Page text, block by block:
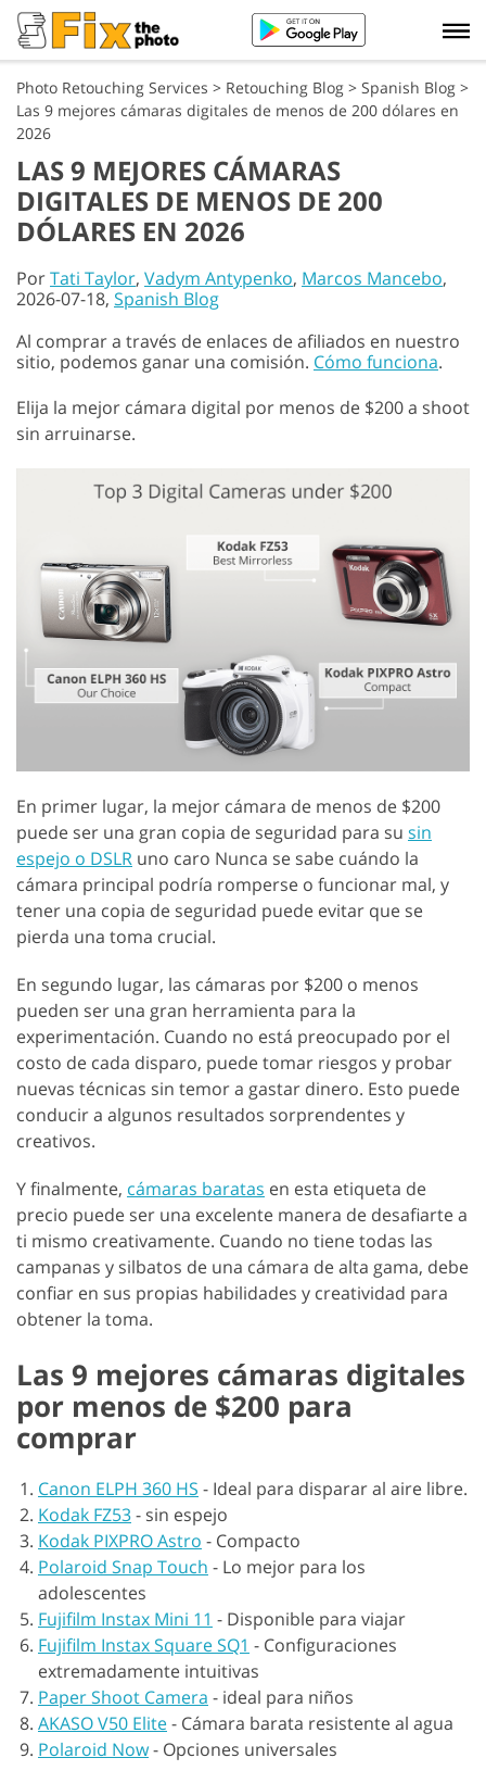
Photo Retouching Services > Retouching Blog > Spanish Blog >
Las 9 mejores cámaras digitales de menos de 200 dólares en
2026
LAS 9 MEJORES CÁMARAS
DIGITALES DE MENOS DE 200
DÓLARES EN 2026
PorTati Taylor, Vadym Antypenko, Marcos Mancebo,
2026-07-18, Spanish Blog
Al comprar a través de enlaces de afiliados en nuestro
sitio, podemos ganar una comisión. Cómo funciona.
Elija la mejor cámara digital por menos de $200 a shoot
sin arruinarse.
En primer lugar, la mejor cámara de menos de $200
puede ser una gran copia de seguridad para su sin
espejo o DSLR uno caro Nunca se sabe cuándo la
cámara principal podría romperse o funcionar mal, y
tener una copia de seguridad puede evitar que se
pierda una toma crucial.
En segundo lugar, las cámaras por $200 o menos
pueden ser una gran herramienta para la
experimentación. Cuando no está preocupado por el
costo de cada disparo, puede tomar riesgos y probar
nuevas técnicas sin temor a gastar dinero. Esto puede
conducir a algunos resultados sorprendentes y
creativos.
Y finalmente, cámaras baratas en esta etiqueta de
precio puede ser una excelente manera de desafiarte a
ti mismo creativamente. Cuando no tiene todas las
campanas y silbatos de una cámara de alta gama, debe
confiar en sus propias habilidades y creatividad para
obtener la toma.
Las 9 mejores cámaras digitales
por menos de $200 para
comprar
Canon ELPH 360 HS - Ideal para disparar al aire libre.
Kodak FZ53- sin espejo
Kodak PIXPRO Astro - Compacto
Polaroid Snap Touch - Lo mejor para los
adolescentes
Fujifilm Instax Mini 11 - Disponible para viajar
Fujifilm Instax Square SQ1 - Configuraciones
extremadamente intuitivas
Paper Shoot Camera - ideal para niños
AKASO V50 Elite- Cámara barata resistente al agua
Polaroid Now- Opciones universales